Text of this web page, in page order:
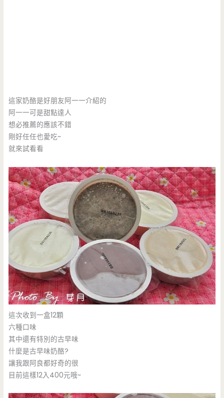
這家奶酪是好朋友阿一一介紹的
阿一一可是甜點達人
想必推薦的應該不錯
剛好任任也愛吃~
就來試看看
這次收到一盒12顆
六種口味
其中還有特別的古早味
什麼是古早味奶酪?
讓我跟阿良都好奇的很
目前這樣12入400元哦~